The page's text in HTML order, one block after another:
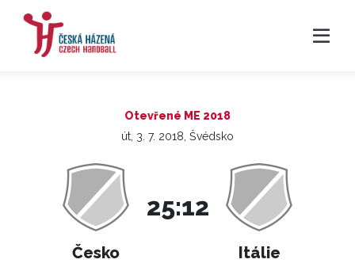
Otevřené ME 2018
út, 3. 7. 2018, Švédsko
Česko
25:12
Itálie